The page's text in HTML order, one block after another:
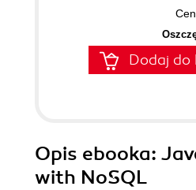
Dodaj do
Opis ebooka:
with NoSQL